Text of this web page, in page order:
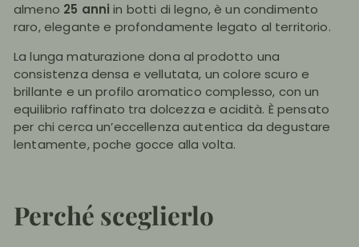
almeno 25 anni in botti di legno, è un condimento
raro, elegante e profondamente legato al territorio.
La lunga maturazione dona al prodotto una
consistenza densa e vellutata, un colore scuro e
brillante e un profilo aromatico complesso, con un
equilibrio raffinato tra dolcezza e acidità. È pensato
per chi cerca un’eccellenza autentica da degustare
lentamente, poche gocce alla volta.
Perché sceglierlo